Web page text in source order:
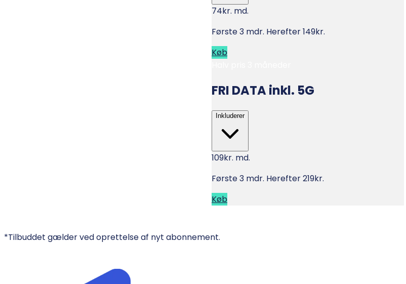
74kr. md.
Første 3 mdr. Herefter 149kr.
Køb
FRI DATAinkl. 5G
Inkluderer
109kr. md.
Første 3 mdr. Herefter 219kr.
Køb
*Tilbuddet gælder ved oprettelse af nyt abonnement.